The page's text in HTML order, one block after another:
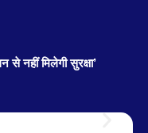
से नहीं मिलेगी सुरक्षा’